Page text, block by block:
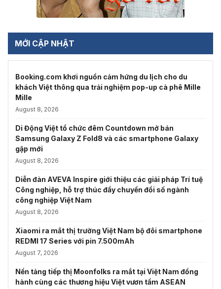
MỚI CẬP NHẬT
Booking.com khơi nguồn cảm hứng du lịch cho du
khách Việt thông qua trải nghiệm pop-up cà phê Mille
Mille
August 8, 2026
Di Động Việt tổ chức đêm Countdown mở bán
Samsung Galaxy Z Fold8 và các smartphone Galaxy
gập mới
August 8, 2026
Diễn đàn AVEVA Inspire giới thiệu các giải pháp Trí tuệ
Công nghiệp, hỗ trợ thúc đẩy chuyển đổi số ngành
công nghiệp Việt Nam
August 8, 2026
Xiaomi ra mắt thị trường Việt Nam bộ đôi smartphone
REDMI 17 Series với pin 7.500mAh
August 7, 2026
Nền tảng tiếp thị Moonfolks ra mắt tại Việt Nam đồng
hành cùng các thương hiệu Việt vươn tầm ASEAN